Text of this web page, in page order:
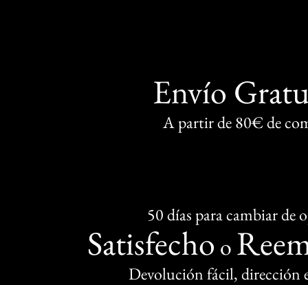
Envío
A partir de 80€ de
50 días para cambiar de
Satisfecho o
Devolución fácil, dirección